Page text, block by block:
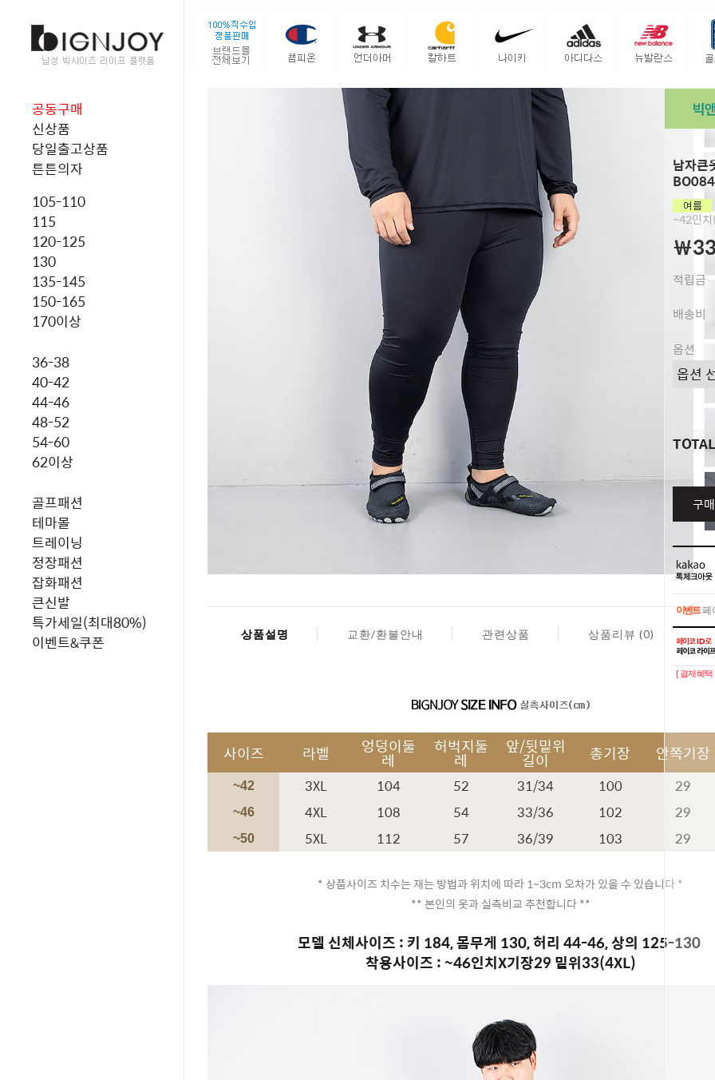
공동구매
신상품
당일출고상품
튼튼의자
105-110
115
120-125
130
135-145
150-165
170이상
36-38
40-42
44-46
48-52
54-60
62이상
골프패션
테마몰
트레이닝
정장패션
잡화패션
큰신발
특가세일(최대80%)
이벤트&쿠폰
남자큰
~42인
￦
적립금
배송비
옵션
TOTAL
구
이벤트페
이벤트페
[ 결제혜
상품설명 교환/환불안내 관련상품 상품리뷰 (0)
사이즈 라벨 엉덩이둘
레
허벅지둘
레
앞/뒷밑위
길이 총기장 안쪽기장
~42 3XL 104 52 31/34 100 29
~46 4XL 108 54 33/36 102 29
~50 5XL 112 57 36/39 103 29
* 상품사이즈 치수는 재는 방법과 위치에 따라 1~3cm 오차가 있을 수 있습니다 *
** 본인의 옷과 실측비교 추천합니다 **
모델 신체사이즈 : 키 184, 몸무게 130, 허리 44-46, 상의 125-130
착용사이즈 : ~46인치X기장29 밑위33(4XL)